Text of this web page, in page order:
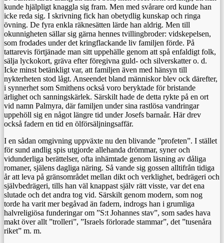
kunde hjälpligt knaggla sig fram. Men med svårare ord kunde han
icke reda sig. I skrivning fick han obetydlig kunskap och ringa
övning. De fyra enkla räknesätten lärde han aldrig. Men till
okunnigheten sällar sig gärna hennes tvillingbroder: vidskepelsen,
som frodades under det kringflackande liv familjen förde. På
tattarevis förtjänade man sitt uppehälle genom att spå enfaldigt folk,
sälja lyckokort, gräva efter föregivna guld- och silverskatter o. d.
Icke minst betänkligt var, att familjen även med hänsyn till
nykterheten stod lågt. Anseendet bland människor blev ock därefter,
i synnerhet som Smithens också voro beryktade för bristande
ärlighet och sanningskärlek. Särskilt hade de detta rykte på en ort
vid namn Palmyra, där familjen under sina rastlösa vandringar
uppehöll sig en något längre tid under Josefs barnaår. Här drev
också fadern en tid en ölförsäljningsaffär.
I en sådan omgivning uppväxte nu den blivande ”profeten”. I stället
för sund andlig spis utgjorde allehanda drömmar, syner och
vidunderliga berättelser, ofta inhämtade genom läsning av dåliga
romaner, själens dagliga näring. Så vande sig gossen alltifrån tidiga
år att leva på gränsområdet mellan dikt och verklighet, bedrägeri och
självbedrägeri, tills han väl knappast själv rätt visste, var det ena
slutade och det andra tog vid. Särskilt genom modern, som nog
torde ha varit mer begåvad än fadern, indrogs han i grumliga
halvreligiösa funderingar om ”S:t Johannes stav”, som sades hava
makt över allt ”trolleri”, ”Israels förlorade stammar”, det ”tusenåra
riket” m. m.